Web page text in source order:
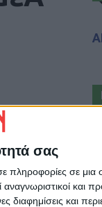
σας
πληροφορίες σε
και
διαφημίσεις και